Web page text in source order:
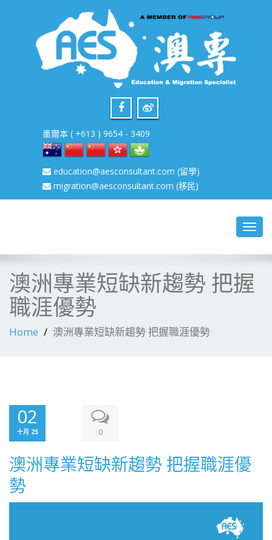
墨爾本 ( +613 ) 9654 - 3409
education@aesconsultant.com (留學)
migration@aesconsultant.com (移民)
澳洲專業短缺新趨勢 把握
職涯優勢
Home 澳洲專業短缺新趨勢 把握職涯優勢
02
十月 25 0
澳洲專業短缺新趨勢 把握職涯優
勢